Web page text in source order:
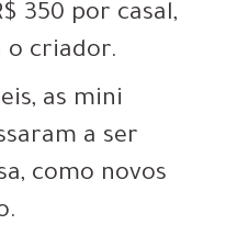
350 por casal,
o criador.
as mini
a ser
como novos